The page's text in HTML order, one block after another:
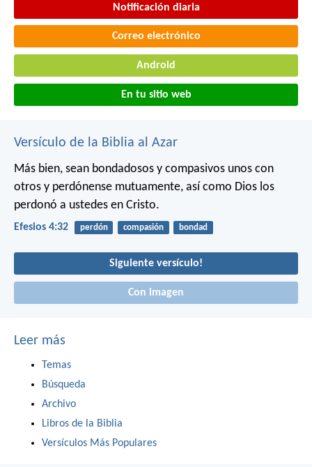
Notificación diaria
Correo electrónico
Android
En tu sitio web
Versículo de la Biblia al Azar
Más bien, sean bondadosos y compasivos unos con
otros y perdónense mutuamente, así como Dios los
perdonó a ustedes en Cristo.
Efesios 4:32 perdón compasión bondad
Siguiente versículo!
Con imagen
Leer más
Temas
Búsqueda
Archivo
Libros de la Biblia
Versículos Más Populares